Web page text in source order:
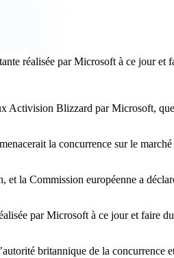
réalisée par Microsoft à ce jour et
Blizzard par Microsoft,
la concurrence sur le
et la Commission européenne a
par Microsoft à ce jour et faire
britannique de la concurrence